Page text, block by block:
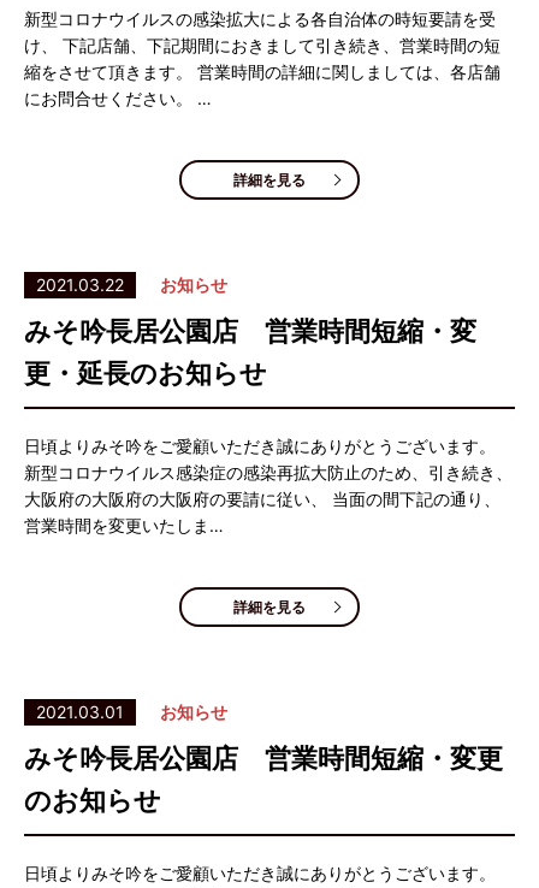
新型コロナウイルスの感染拡大による各自治体の時短要請を受
け、 下記店舗、下記期間におきまして引き続き、営業時間の短
縮をさせて頂きます。 営業時間の詳細に関しましては、各店舗
にお問合せください。 …
詳細を見る
2021.03.22 お知らせ
みそ吟長居公園店 営業時間短縮・変
更・延長のお知らせ
日頃よりみそ吟をご愛顧いただき誠にありがとうございます。
新型コロナウイルス感染症の感染再拡大防止のため、引き続き、
大阪府の大阪府の大阪府の要請に従い、 当面の間下記の通り、
営業時間を変更いたしま…
詳細を見る
2021.03.01 お知らせ
みそ吟長居公園店 営業時間短縮・変更
のお知らせ
日頃よりみそ吟をご愛顧いただき誠にありがとうございます。